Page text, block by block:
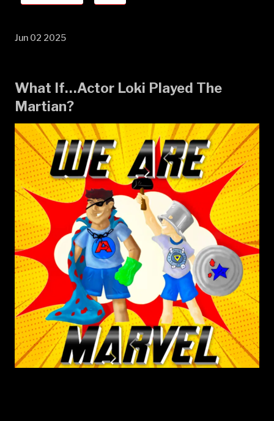
Jun 02 2025
What If…Actor Loki Played The
Martian?